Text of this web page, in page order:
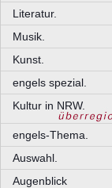
Literatur.
Musik.
Kunst.
engels spezial.
Kultur in NRW.
engels-Thema.
Auswahl.
Augenblick